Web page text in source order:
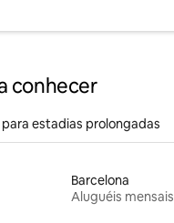
conhecer
estadias prolongadas
Barcelona
Aluguéis mensais